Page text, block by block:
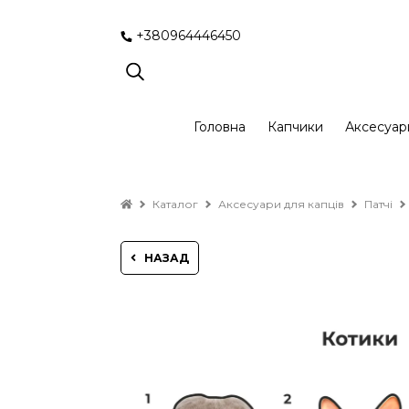
+380964446450
Головна Капчики
Каталог Аксесуари для капців Патчі
НАЗАД